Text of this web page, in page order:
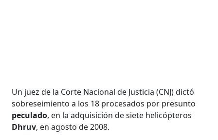
Un juez de la Corte Nacional de Justicia (CNJ) dictó
sobreseimiento a los 18 procesados por presunto
peculado, en la adquisición de siete helicópteros
Dhruv, en agosto de 2008.